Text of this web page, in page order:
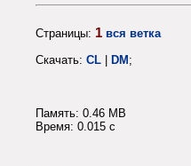
Страницы: 1 вся ветка
Скачать: CL | DM;
Память: 0.46 MB
Время: 0.015 c